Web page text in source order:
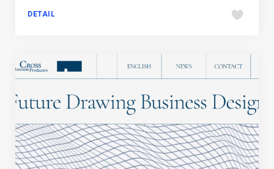
DETAIL